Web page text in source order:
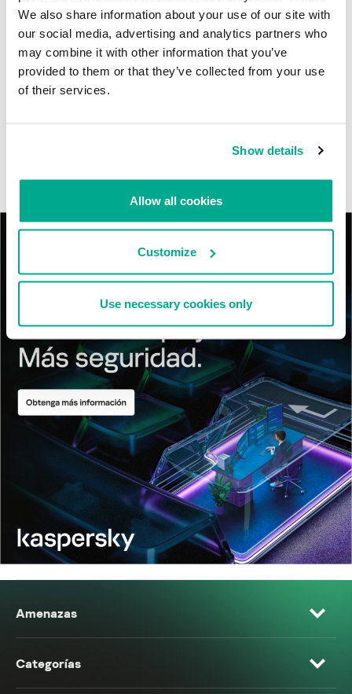
We also share information about your use of our site with
our social media, advertising and analytics partners who
may combine it with other information that you’ve
provided to them or that they’ve collected from your use
of their services.
Show details
Allow all cookies
Customize
Use necessary cookies only
individuos en Colombia, Ecuador, Chile, Panamá y otros países de
América Latina.
Tácticas, técnicas y procedimientos (TTPs) de los grupos de
APT asiáticos modernos
en todo el mundo
Amenazas
Categorías